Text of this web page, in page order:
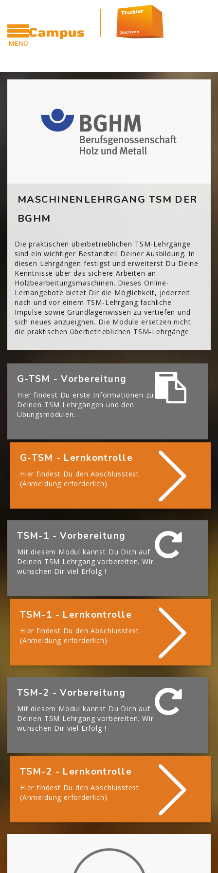
MENÜ
Zum Hauptinhalt
Blöcke
MASCHINENLEHRGANG TSM DER
BGHM
Die praktischen überbetrieblichen TSM-Lehrgänge
sind ein wichtiger Bestandteil Deiner Ausbildung. In
diesen Lehrgängen festigst und erweiterst Du Deine
Kenntnisse über das sichere Arbeiten an
Holzbearbeitungsmaschinen. Dieses Online-
Lernangebote bietet Dir die Möglichkeit, jederzeit
nach und vor einem TSM-Lehrgang fachliche
Impulse sowie Grundlagenwissen zu vertiefen und
sich neues anzueignen. Die Module ersetzen nicht
die praktischen überbetrieblichen TSM-Lehrgänge.
[Cocoon] Boxes überspringen
G-TSM - Vorbereitung
Hier findest Du erste Informationen zu
Deinen TSM Lehrgängen und den
Übungsmodulen.
G-TSM - Lernkontrolle
Hier findest Du den Abschlusstest.
(Anmeldung erforderlich)
[Cocoon] Boxes überspringen
TSM-1 - Vorbereitung
Mit diesem Modul kannst Du Dich auf
Deinen TSM Lehrgang vorbereiten. Wir
wünschen Dir viel Erfolg !
TSM-1 - Lernkontrolle
Hier findest Du den Abschlusstest.
(Anmeldung erforderlich)
[Cocoon] Boxes überspringen
TSM-2 - Vorbereitung
Mit diesem Modul kannst Du Dich auf
Deinen TSM Lehrgang vorbereiten. Wir
wünschen Dir viel Erfolg !
TSM-2 - Lernkontrolle
Hier findest Du den Abschlusstest.
(Anmeldung erforderlich)